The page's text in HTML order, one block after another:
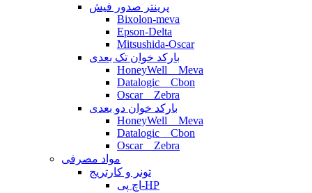
پرینتر صدور فیش
Bixolon-meva
Epson-Delta
Mitsushida-Oscar
بارکد خوان تک بعدی
HoneyWell _ Meva
Datalogic _ Cbon
Oscar _ Zebra
بارکد خوان دو بعدی
HoneyWell _ Meva
Datalogic _ Cbon
Oscar _ Zebra
مواد مصرفی
تونر و کارتریج
اچ پی-HP